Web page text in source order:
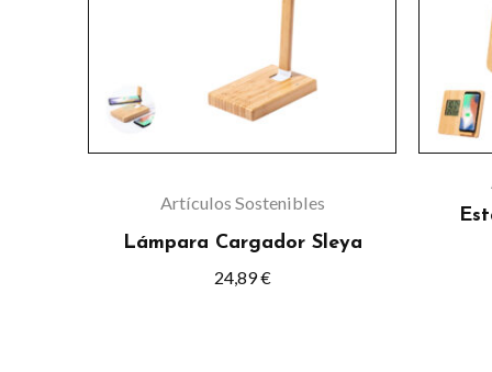
Artículos Sostenibles
Lámpara Cargador Sleya
24,89€